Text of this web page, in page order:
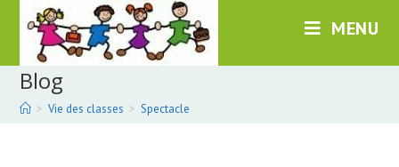
content
MENU
Blog
> Vie des classes > Spectacle